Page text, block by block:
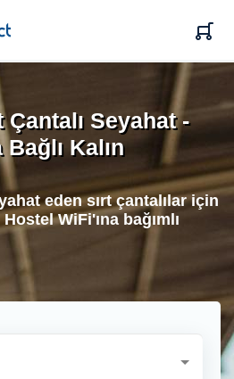
Çantalı Seyahat -
Bağlı Kalın
eden sırt çantalılar için
WiFi'ına bağımlı